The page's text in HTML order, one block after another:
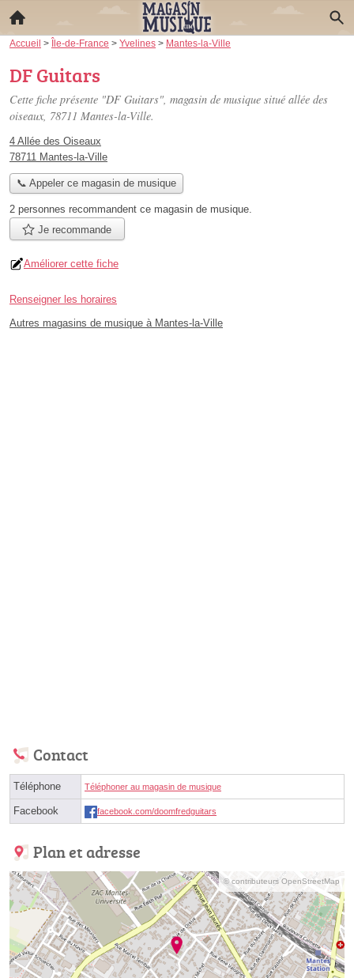
Accueil > Île-de-France > Yvelines > Mantes-la-Ville
DF Guitars
Cette fiche présente "DF Guitars", magasin de musique situé allée des
oiseaux, 78711 Mantes-la-Ville.
4 Allée des Oiseaux
78711 Mantes-la-Ville
📞 Appeler ce magasin de musique
2 personnes recommandent ce magasin de musique.
Je recommande
Améliorer cette fiche
Renseigner les horaires
Autres magasins de musique à Mantes-la-Ville
Contact
Téléphone Téléphoner au magasin de musique
Facebook facebook.com/doomfredguitars
Plan et adresse
© contributeurs OpenStreetMap